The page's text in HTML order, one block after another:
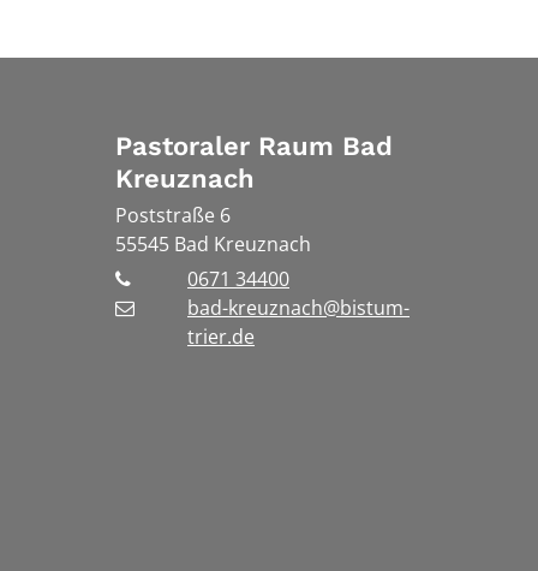
Pastoraler Raum Bad
Kreuznach
Poststraße 6
55545 Bad Kreuznach
0671 34400
bad-kreuznach@bistum-
trier.de